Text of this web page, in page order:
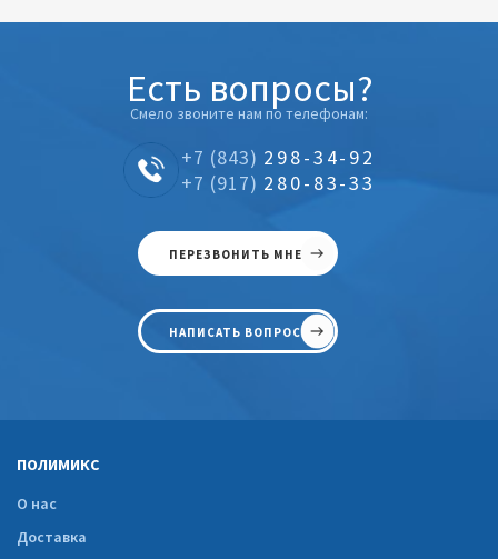
Есть вопросы?
Смело звоните нам по телефонам:
+7 (843) 298-34-92
+7 (917) 280-83-33
ПЕРЕЗВОНИТЬ МНЕ
НАПИСАТЬ ВОПРОС
ПОЛИМИКС
О нас
Доставка